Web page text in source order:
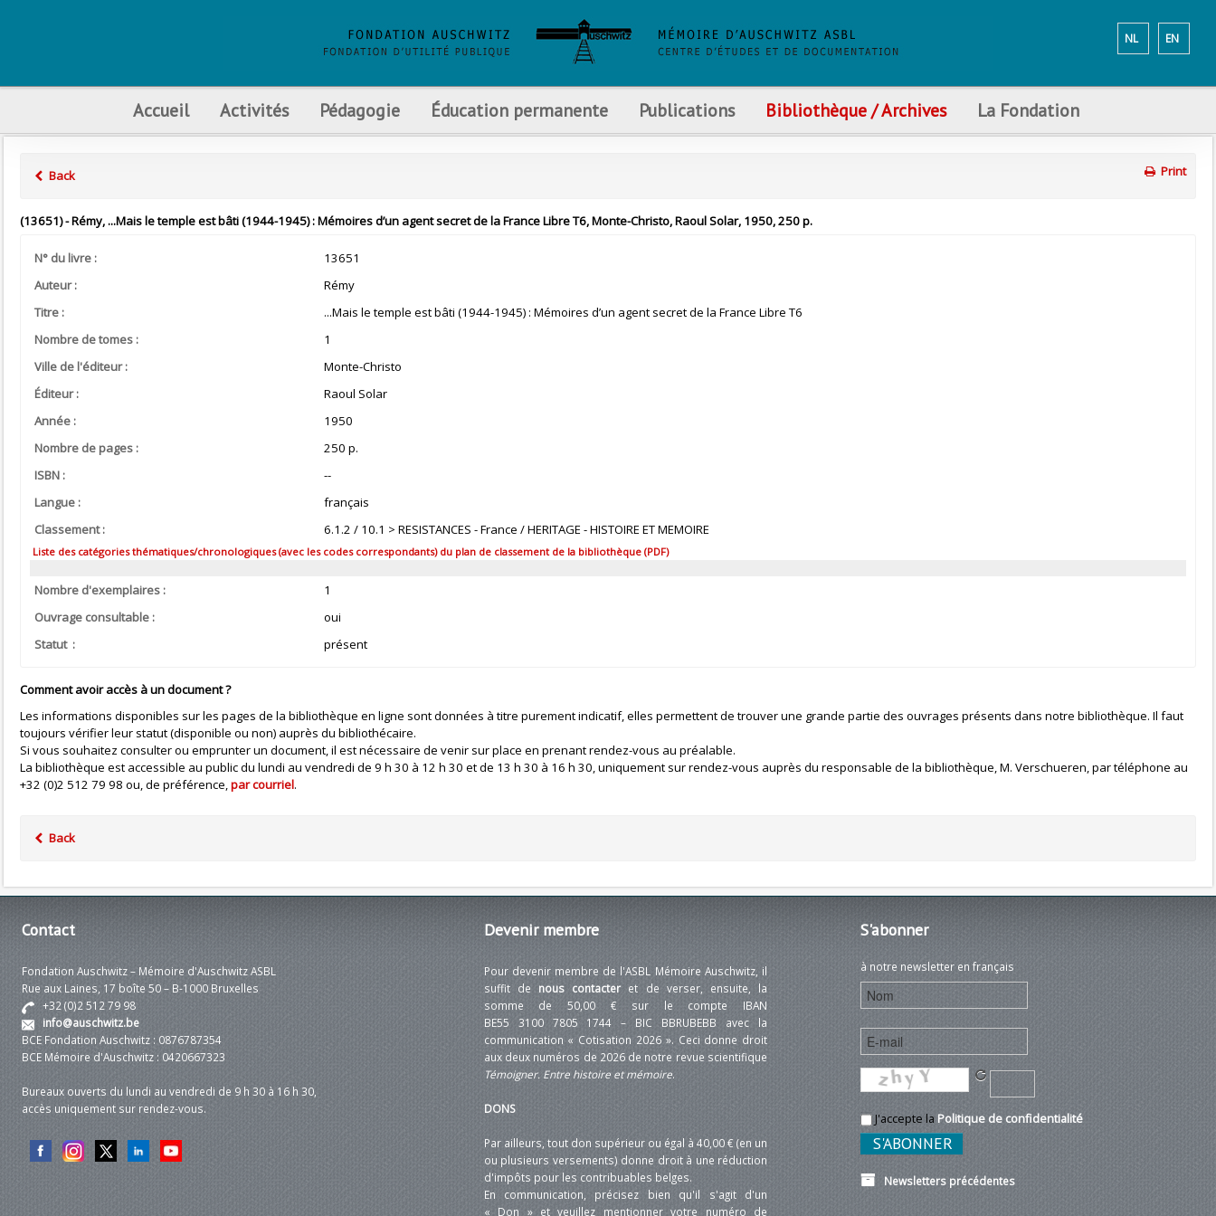
EN
NL
Accueil Activités Pédagogie Éducation permanente Publications Bibliothèque / Archives La Fondation
Back Print
(13651) - Rémy, ...Mais le temple est bâti (1944-1945) : Mémoires d’un agent secret de la France Libre T6, Monte-Christo, Raoul Solar, 1950, 250 p.
N° du livre :
13651
Auteur :
Rémy
Titre :
...Mais le temple est bâti (1944-1945) : Mémoires d’un agent secret de la France Libre T6
Nombre de tomes :
1
Ville de l'éditeur :
Monte-Christo
Éditeur :
Raoul Solar
Année :
1950
Nombre de pages :
250 p.
ISBN :
--
Langue :
français
Classement :
6.1.2 / 10.1 > RESISTANCES - France / HERITAGE - HISTOIRE ET MEMOIRE
Liste des catégories thématiques/chronologiques (avec les codes correspondants) du plan de classement de la bibliothèque (PDF)
Nombre d'exemplaires :
1
Ouvrage consultable :
oui
Statut :
présent
Comment avoir accès à un document ?
Les informations disponibles sur les pages de la bibliothèque en ligne sont données à titre purement indicatif, elles permettent de trouver une grande partie des ouvrages présents dans notre bibliothèque. Il faut
toujours vérifier leur statut (disponible ou non) auprès du bibliothécaire.
Si vous souhaitez consulter ou emprunter un document, il est nécessaire de venir sur place en prenant rendez-vous au préalable.
La bibliothèque est accessible au public du lundi au vendredi de 9 h 30 à 12 h 30 et de 13 h 30 à 16 h 30, uniquement sur rendez-vous auprès du responsable de la bibliothèque, M. Verschueren, par téléphone au
+32 (0)2 512 79 98 ou, de préférence,par courriel.
Back
Contact
Fondation Auschwitz – Mémoire d'Auschwitz ASBL
Rue aux Laines, 17 boîte 50 – B-1000 Bruxelles
+32 (0)2 512 79 98
info@auschwitz.be
BCE Fondation Auschwitz : 0876787354
BCE Mémoire d'Auschwitz : 0420667323
Bureaux ouverts du lundi au vendredi de 9 h 30 à 16 h 30,
accès uniquement sur rendez-vous.
Devenir membre
Pour devenir membre de l'ASBL Mémoire Auschwitz, il
suffit de nous contacteret de verser, ensuite, la
somme de 50,00 € sur le compte IBAN
BE55 3100 7805 1744 – BIC BBRUBEBB avec la
communication « Cotisation 2026 ». Ceci donne droit
aux deux numéros de 2026 de notre revue scientifique
Témoigner. Entre histoire et mémoire.
DONS
Par ailleurs, tout don supérieur ou égal à 40,00 € (en un
ou plusieurs versements) donne droit à une réduction
d'impôts pour les contribuables belges.
En communication, précisez bien qu'il s'agit d'un
« Don » et veuillez mentionner votre numéro de
S'abonner
à notre newsletter en français
J'accepte la Politique de confidentialité
Newsletters précédentes